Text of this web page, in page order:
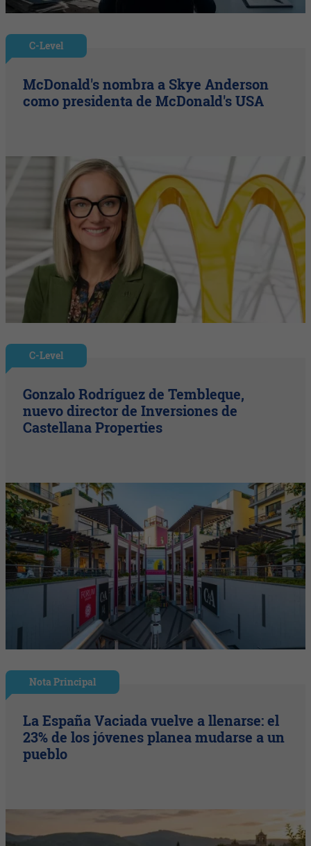
C-Level
McDonald's nombra a Skye Anderson
como presidenta de McDonald's USA
C-Level
Gonzalo Rodríguez de Tembleque,
nuevo director de Inversiones de
Castellana Properties
Nota Principal
La España Vaciada vuelve a llenarse: el
23% de los jóvenes planea mudarse a un
pueblo